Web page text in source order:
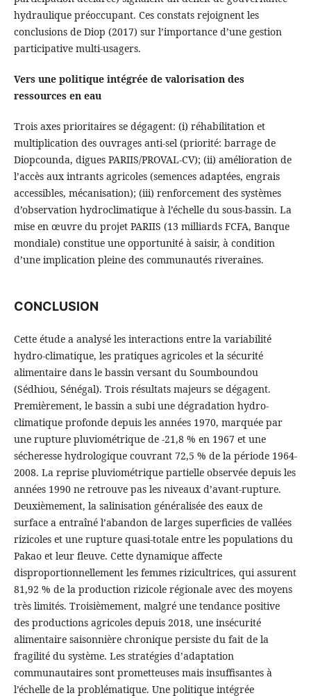
hydraulique préoccupant. Ces constats rejoignent les
conclusions de Diop (2017) sur l’importance d’une gestion
participative multi-usagers.
Vers une politique intégrée de valorisation des
ressources en eau
Trois axes prioritaires se dégagent: (i) réhabilitation et
multiplication des ouvrages anti-sel (priorité: barrage de
Diopcounda, digues PARIIS/PROVAL-CV); (ii) amélioration de
l’accès aux intrants agricoles (semences adaptées, engrais
accessibles, mécanisation); (iii) renforcement des systèmes
d’observation hydroclimatique à l’échelle du sous-bassin. La
mise en œuvre du projet PARIIS (13 milliards FCFA, Banque
mondiale) constitue une opportunité à saisir, à condition
d’une implication pleine des communautés riveraines.
CONCLUSION
Cette étude a analysé les interactions entre la variabilité
hydro-climatique, les pratiques agricoles et la sécurité
alimentaire dans le bassin versant du Soumboundou
(Sédhiou, Sénégal). Trois résultats majeurs se dégagent.
Premièrement, le bassin a subi une dégradation hydro-
climatique profonde depuis les années 1970, marquée par
une rupture pluviométrique de -21,8 % en 1967 et une
sécheresse hydrologique couvrant 72,5 % de la période 1964-
2008. La reprise pluviométrique partielle observée depuis les
années 1990 ne retrouve pas les niveaux d’avant-rupture.
Deuxièmement, la salinisation généralisée des eaux de
surface a entraîné l’abandon de larges superficies de vallées
rizicoles et une rupture quasi-totale entre les populations du
Pakao et leur fleuve. Cette dynamique affecte
disproportionnellement les femmes rizicultrices, qui assurent
81,92 % de la production rizicole régionale avec des moyens
très limités. Troisièmement, malgré une tendance positive
des productions agricoles depuis 2018, une insécurité
alimentaire saisonnière chronique persiste du fait de la
fragilité du système. Les stratégies d’adaptation
communautaires sont prometteuses mais insuffisantes à
l’échelle de la problématique. Une politique intégrée